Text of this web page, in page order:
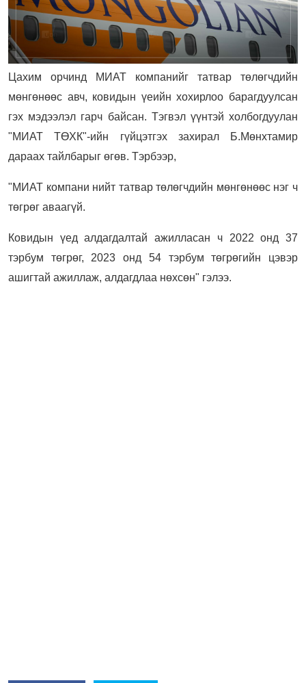
Цахим орчинд МИАТ компанийг татвар төлөгчдийн
мөнгөнөөс авч, ковидын үеийн хохирлоо барагдуулсан
гэх мэдээлэл гарч байсан. Тэгвэл үүнтэй холбогдуулан
"МИАТ ТӨХК"-ийн гүйцэтгэх захирал Б.Мөнхтамир
дараах тайлбарыг өгөв. Тэрбээр,
"МИАТ компани нийт татвар төлөгчдийн мөнгөнөөс нэг ч
төгрөг аваагүй.
Ковидын үед алдагдалтай ажилласан ч 2022 онд 37
тэрбум төгрөг, 2023 онд 54 тэрбум төгрөгийн цэвэр
ашигтай ажиллаж, алдагдлаа нөхсөн" гэлээ.